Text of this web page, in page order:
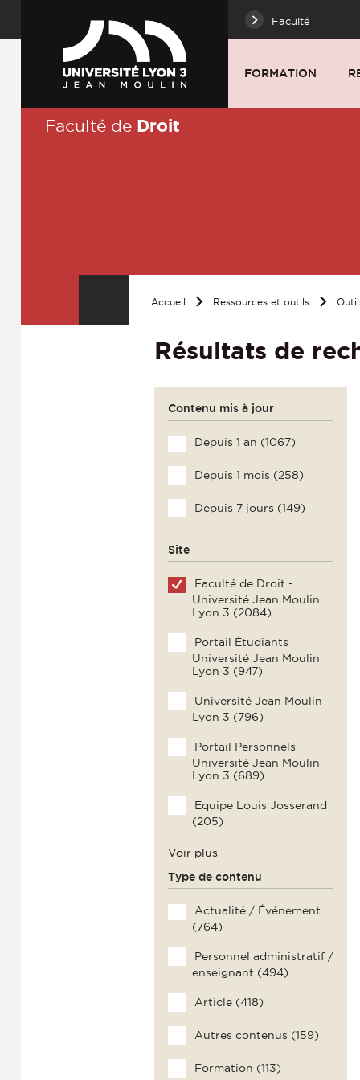
Faculté
FORMATION
Faculté de Droit
Accueil Ressources et outils
Résultats de
Contenu mis à jour
Depuis 1 an (1067)
Depuis 1 mois (258)
Depuis 7 jours (149)
Site
Faculté de Droit -
Université Jean Moulin
Lyon 3 (2084)
Portail Étudiants
Université Jean Moulin
Lyon 3 (947)
Université Jean Moulin
Lyon 3 (796)
Portail Personnels
Université Jean Moulin
Lyon 3 (689)
Equipe Louis Josserand
(205)
Voir plus
Type de contenu
Actualité / Événement
(764)
Personnel administratif /
enseignant (494)
Article (418)
Autres contenus (159)
Formation (113)